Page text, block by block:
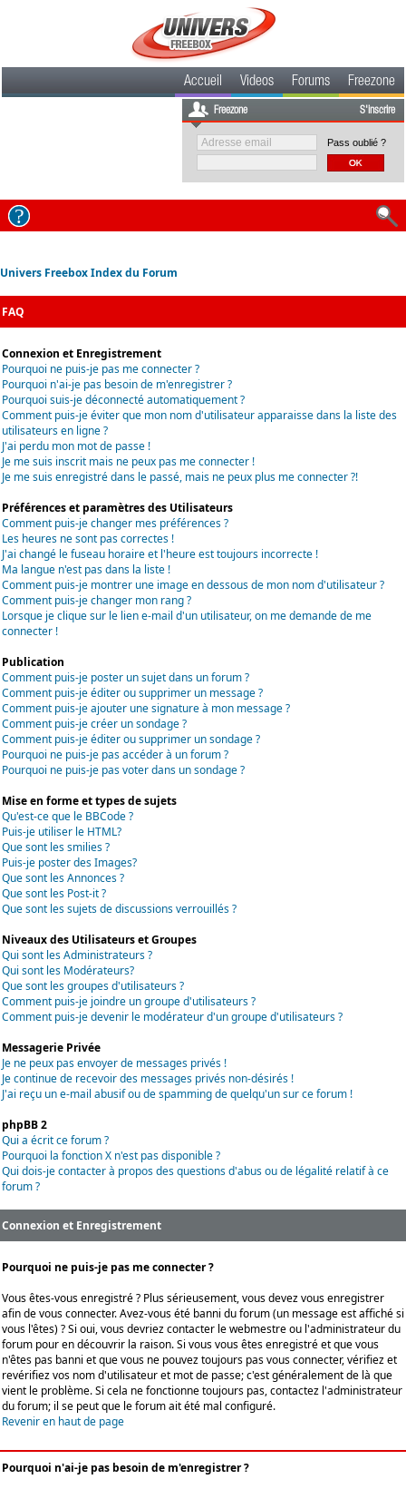
Accueil Videos Forums Freezone
Freezone S'inscrire
Pass oublié ?
Univers Freebox Index du Forum
FAQ
Connexion et Enregistrement
Pourquoi ne puis-je pas me connecter ?
Pourquoi n'ai-je pas besoin de m'enregistrer ?
Pourquoi suis-je déconnecté automatiquement ?
Comment puis-je éviter que mon nom d'utilisateur apparaisse dans la liste des
utilisateurs en ligne ?
J'ai perdu mon mot de passe !
Je me suis inscrit mais ne peux pas me connecter !
Je me suis enregistré dans le passé, mais ne peux plus me connecter ?!
Préférences et paramètres des Utilisateurs
Comment puis-je changer mes préférences ?
Les heures ne sont pas correctes !
J'ai changé le fuseau horaire et l'heure est toujours incorrecte !
Ma langue n'est pas dans la liste !
Comment puis-je montrer une image en dessous de mon nom d'utilisateur ?
Comment puis-je changer mon rang ?
Lorsque je clique sur le lien e-mail d'un utilisateur, on me demande de me
connecter !
Publication
Comment puis-je poster un sujet dans un forum ?
Comment puis-je éditer ou supprimer un message ?
Comment puis-je ajouter une signature à mon message ?
Comment puis-je créer un sondage ?
Comment puis-je éditer ou supprimer un sondage ?
Pourquoi ne puis-je pas accéder à un forum ?
Pourquoi ne puis-je pas voter dans un sondage ?
Mise en forme et types de sujets
Qu'est-ce que le BBCode ?
Puis-je utiliser le HTML?
Que sont les smilies ?
Puis-je poster des Images?
Que sont les Annonces ?
Que sont les Post-it ?
Que sont les sujets de discussions verrouillés ?
Niveaux des Utilisateurs et Groupes
Qui sont les Administrateurs ?
Qui sont les Modérateurs?
Que sont les groupes d'utilisateurs ?
Comment puis-je joindre un groupe d'utilisateurs ?
Comment puis-je devenir le modérateur d'un groupe d'utilisateurs ?
Messagerie Privée
Je ne peux pas envoyer de messages privés !
Je continue de recevoir des messages privés non-désirés !
J'ai reçu un e-mail abusif ou de spamming de quelqu'un sur ce forum !
phpBB 2
Qui a écrit ce forum ?
Pourquoi la fonction X n'est pas disponible ?
Qui dois-je contacter à propos des questions d'abus ou de légalité relatif à ce
forum ?
Connexion et Enregistrement
Pourquoi ne puis-je pas me connecter ?
Vous êtes-vous enregistré ? Plus sérieusement, vous devez vous enregistrer
afin de vous connecter. Avez-vous été banni du forum (un message est affiché si
vous l'êtes) ? Si oui, vous devriez contacter le webmestre ou l'administrateur du
forum pour en découvrir la raison. Si vous vous êtes enregistré et que vous
n'êtes pas banni et que vous ne pouvez toujours pas vous connecter, vérifiez et
revérifiez vos nom d'utilisateur et mot de passe; c'est généralement de là que
vient le problème. Si cela ne fonctionne toujours pas, contactez l'administrateur
du forum; il se peut que le forum ait été mal configuré.
Revenir en haut de page
Pourquoi n'ai-je pas besoin de m'enregistrer ?